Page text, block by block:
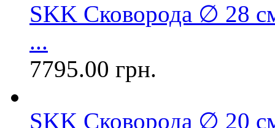
SKK Сковорода ∅ 28
...
7795.00 грн.
SKK Сковорода ∅ 20